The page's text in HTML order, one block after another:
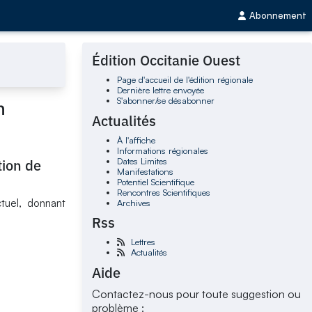
Abonnement
de
donnant
Édition Occitanie Ouest
Page d'accueil de l'édition régionale
Dernière lettre envoyée
S'abonner/se désabonner
Actualités
À l'affiche
Informations régionales
Dates Limites
Manifestations
Potentiel Scientifique
Rencontres Scientifiques
Archives
Rss
Lettres
Actualités
Aide
Contactez-nous pour toute suggestion ou
problème :